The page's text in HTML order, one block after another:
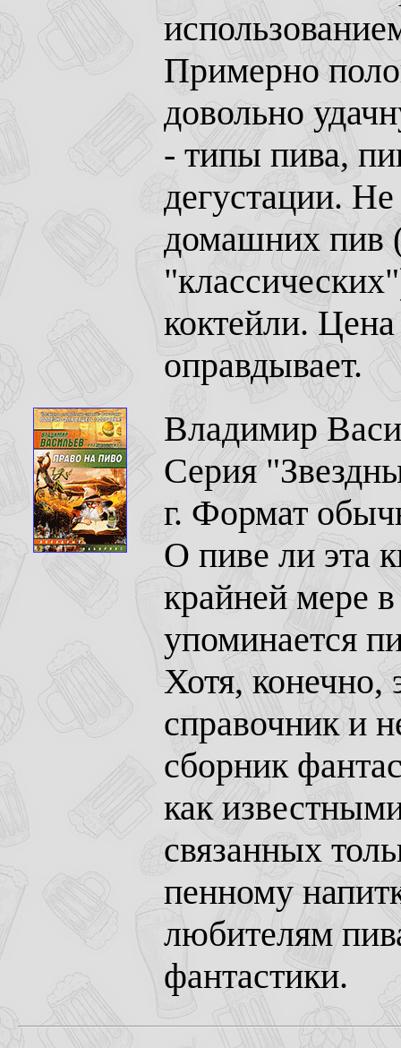
Примерно
довольно
- типы пива,
дегустации.
домашних пив
коктейли.
оправдывает.
Владимир
Серия
г. Формат
О пиве ли эта
крайней мере
упоминается
Хотя, конечно,
справочник и
сборник
как
связанных
пенному
любителям
фантастики.